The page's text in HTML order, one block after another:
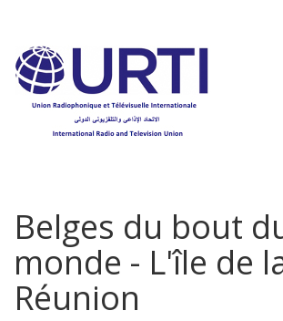
contenu
principal
Belges du bout
monde - L'île de
Réunion